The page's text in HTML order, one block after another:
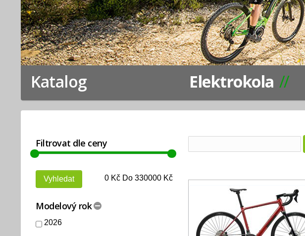
Katalog Elektrokola
Filtrovat dle ceny
0Kč Do 330000Kč
Modelový rok
2026